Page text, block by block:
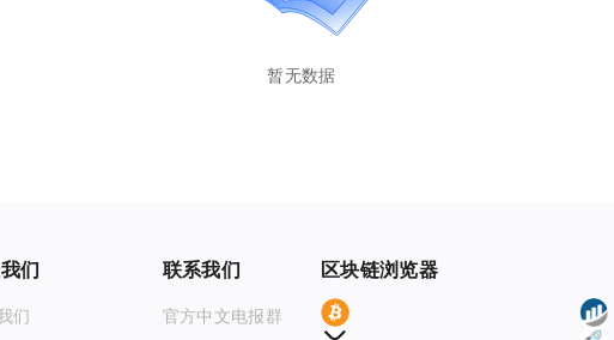
暂无数据
们
们
联系我们
官方中文电报群
区块链浏览器